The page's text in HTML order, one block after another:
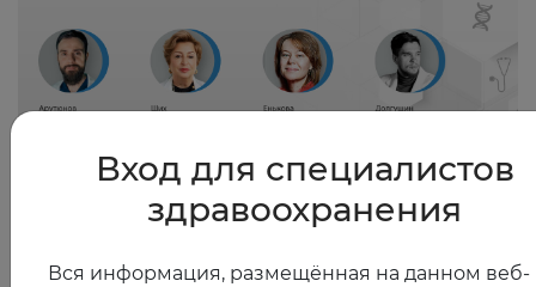
30.03.2026
Выбор терапии для пациенток с менопаузой
Вход для специалистов
здравоохранения
Вся информация, размещённая на данном веб-